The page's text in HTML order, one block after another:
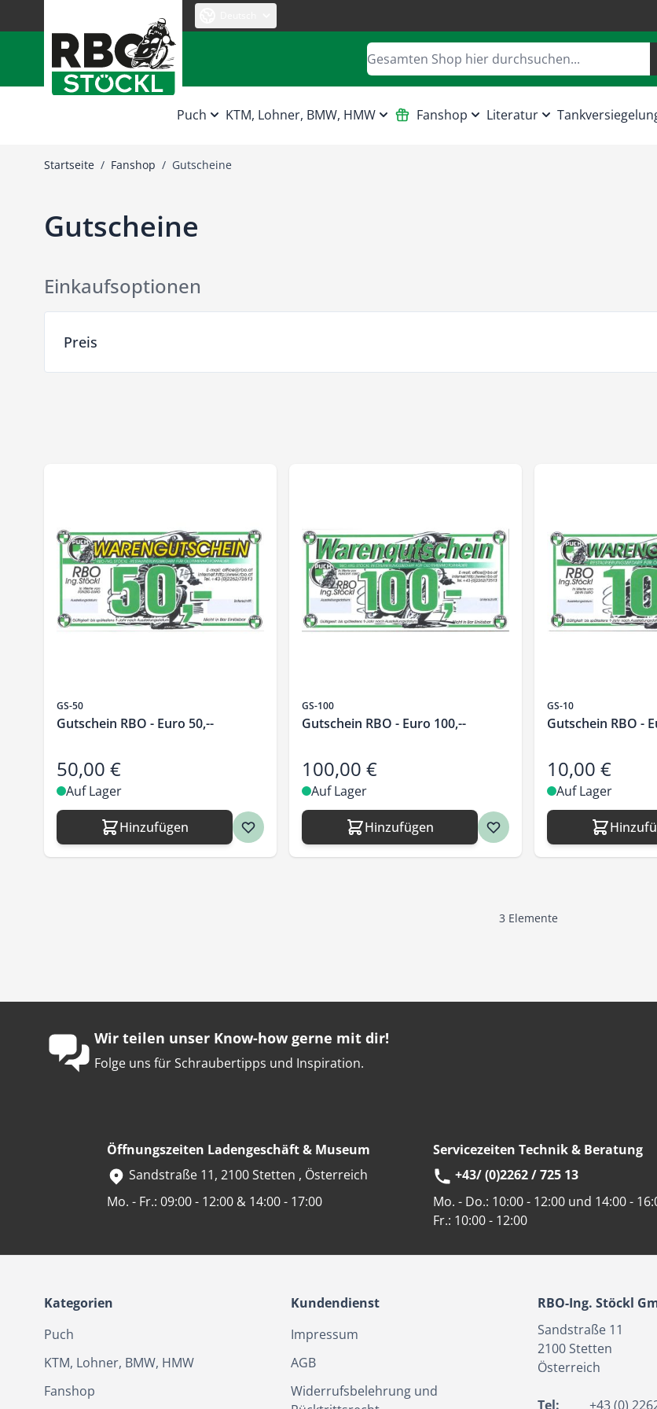
Suche
Puch KTM, Lohner, BMW, HMW Fanshop Literatur
Startseite / Fanshop / Gutscheine
Gutscheine
Einkaufsoptionen
Preis
Artikelnr.
GS-50
Gutschein RBO - Euro 50,--
50,00 €
Auf Lager
Hinzufügen
Artikelnr.
GS-100
Gutschein RBO - Euro 100,--
100,00 €
Auf Lager
Hinzufügen
Artikelnr.
GS-10
Gutschein RBO -
10,00 €
Auf Lager
3 Elemente
Wir teilen unser Know-how gerne mit dir!
Folge uns für Schraubertipps und Inspiration.
Öffnungszeiten Ladengeschäft & Museum
Sandstraße 11, 2100 Stetten , Österreich
Mo. - Fr.: 09:00 - 12:00 & 14:00 - 17:00
Servicezeiten Technik & Beratung
+43/ (0)2262 / 725 13
Mo. - Do.: 10:00 - 12:00 und 14:00 -
Fr.: 10:00 - 12:00
Kategorien
Puch
KTM, Lohner, BMW, HMW
Fanshop
Kundendienst
Impressum
AGB
Widerrufsbelehrung und
RBO-Ing. Stöckl
Sandstraße 11
2100Stetten
Österreich
Tel: +43 (0)